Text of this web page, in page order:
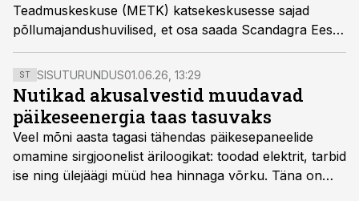
Teadmuskeskuse (METK) katsekeskusesse sajad
põllumajandushuvilised, et osa saada Scandagra Eesti
ja METKi korraldatud Suurest Põllupäevast, mille
tänavune juhtmõte oli „Tarkus kasvatab saagi“. Üritus
tõi kokku põllumajandustootjad, teadlased, nõustajad
ja poliitikakujundajad, pakkudes päeva jooksul
rikkalikku programmi nii teoorias kui praktikas.
ST SISUTURUNDUS01.06.26, 13:29
Nutikad akusalvestid muudavad
päikeseenergia taas tasuvaks
Veel mõni aasta tagasi tähendas päikesepaneelide
omamine sirgjoonelist äriloogikat: toodad elektrit, tarbid
ise ning ülejäägi müüd hea hinnaga võrku. Täna on